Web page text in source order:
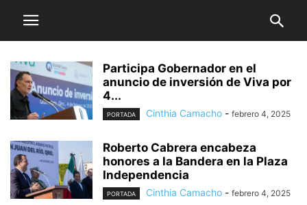
Participa Gobernador en el
anuncio de inversión de Viva por
4...
PORTADA Cinthia Camacho - febrero 4, 2025
Roberto Cabrera encabeza
honores a la Bandera en la Plaza
Independencia
PORTADA Cinthia Camacho - febrero 4, 2025